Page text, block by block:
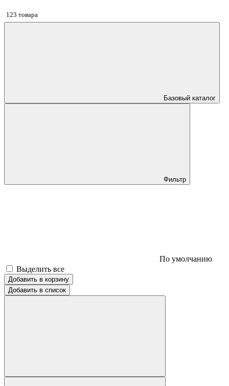
123 товара
Базовый каталог
Фильтр
По умолчанию
Выделить все
Добавить в корзину
Добавить в список